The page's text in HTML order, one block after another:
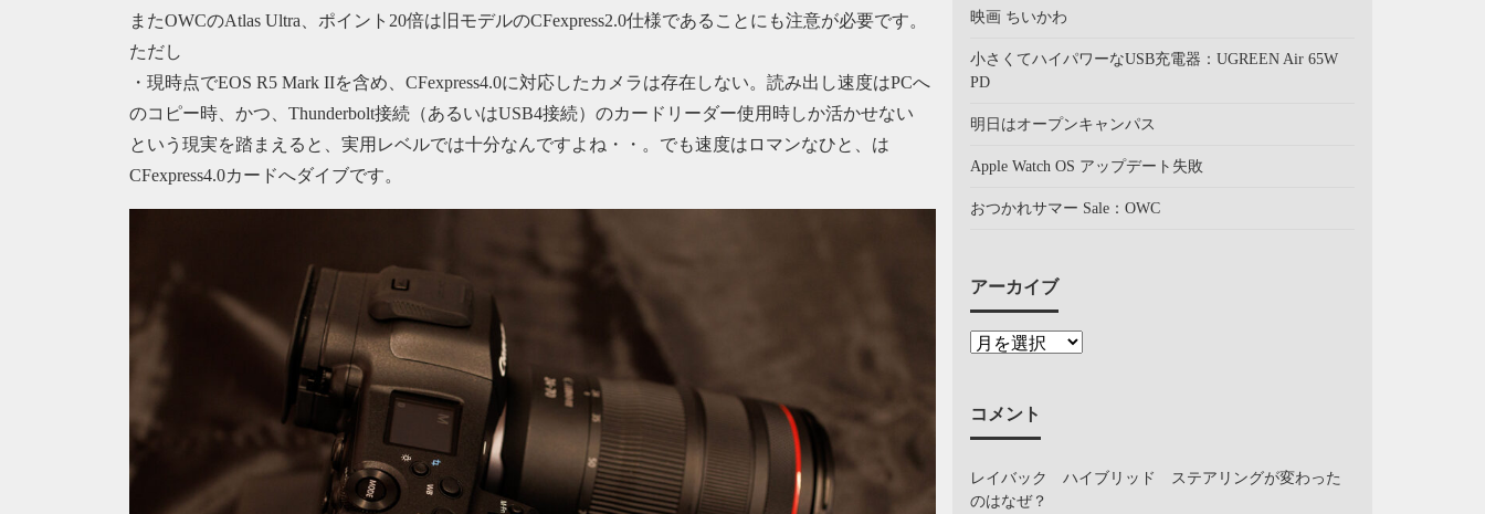
またOWCのAtlas Ultra、ポイント20倍は旧モデルのCFexpress2.0仕様であることにも注意が必要です。
ただし
・現時点でEOS R5 Mark IIを含め、CFexpress4.0に対応したカメラは存在しない。読み出し速度はPCへ
のコピー時、かつ、Thunderbolt接続（あるいはUSB4接続）のカードリーダー使用時しか活かせない
という現実を踏まえると、実用レベルでは十分なんですよね・・。でも速度はロマンなひと、は
CFexpress4.0カードへダイブです。
映画 ちいかわ
小さくてハイパワーなUSB充電器：UGREEN Air 65W
PD
明日はオープンキャンパス
Apple Watch OS アップデート失敗
おつかれサマー Sale：OWC
アーカイブ
コメント
レイバック ハイブリッド ステアリングが変わった
のはなぜ？